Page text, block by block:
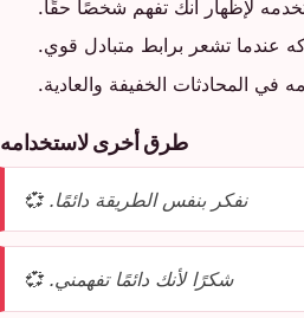
لإظهار أنك تفهم شخصًا حقًا.
عندما تشعر برابط متبادل قوي.
في المحادثات الخفيفة والعادية.
طرق أخرى لاستخدامه
نفكر بنفس الطريقة دائمًا. 💞
شكرًا لأنك دائمًا تفهمني. 💞